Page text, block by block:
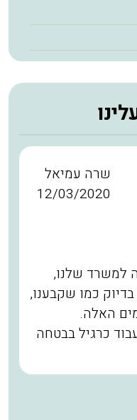
שרה עמיאל
12/03/2020
למשרד שלנו,
כמו שקבענו,
האלה.
כרגיל בבטחה